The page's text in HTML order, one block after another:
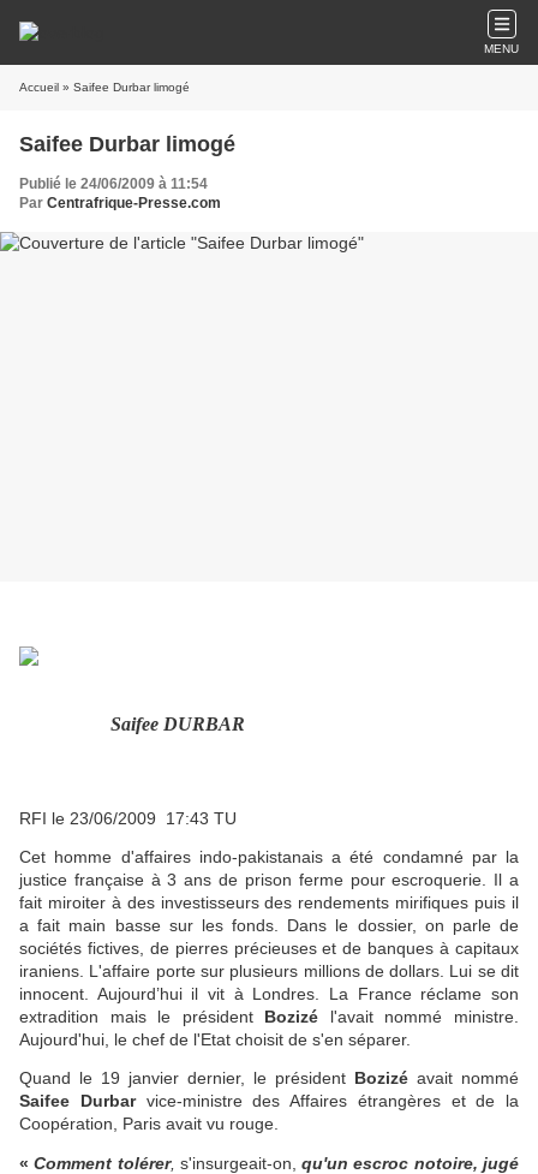
MENU
Accueil » Saifee Durbar limogé
Saifee Durbar limogé
Publié le 24/06/2009 à 11:54
Par Centrafrique-Presse.com
Saifee DURBAR
RFI le 23/06/2009 17:43 TU
Cet homme d'affaires indo-pakistanais a été condamné par la
justice française à 3 ans de prison ferme pour escroquerie. Il a
fait miroiter à des investisseurs des rendements mirifiques puis il
a fait main basse sur les fonds. Dans le dossier, on parle de
sociétés fictives, de pierres précieuses et de banques à capitaux
iraniens. L'affaire porte sur plusieurs millions de dollars. Lui se dit
innocent. Aujourd’hui il vit à Londres. La France réclame son
extradition mais le président Bozizé l'avait nommé ministre.
Aujourd'hui, le chef de l'Etat choisit de s'en séparer.
Quand le 19 janvier dernier, le président Bozizé avait nommé
Saifee Durbarvice-ministre des Affaires étrangères et de la
Coopération, Paris avait vu rouge.
« Comment tolérer, s'insurgeait-on,qu'un escroc notoire, jugé